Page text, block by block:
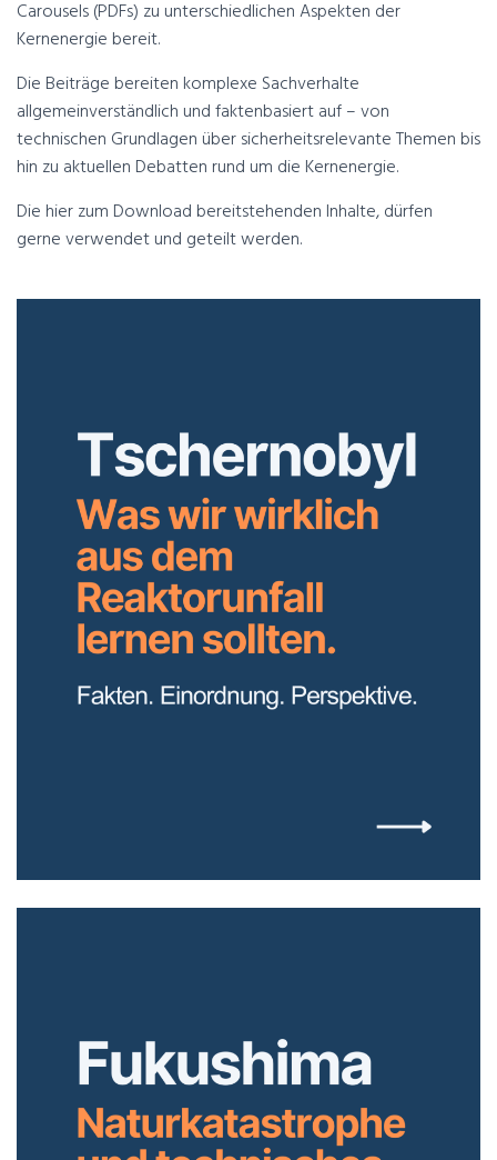
Carousels (PDFs) zu unterschiedlichen Aspekten der
Kernenergie bereit.
Die Beiträge bereiten komplexe Sachverhalte
allgemeinverständlich und faktenbasiert auf – von
technischen Grundlagen über sicherheitsrelevante Themen bis
hin zu aktuellen Debatten rund um die Kernenergie.
Die hier zum Download bereitstehenden Inhalte, dürfen
gerne verwendet und geteilt werden.